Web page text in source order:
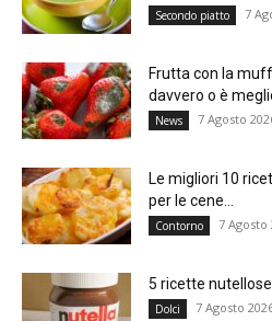
Secondo piatto 7
Frutta con la
davvero o è
News 7 Agosto
Le migliori 10
per le cene...
Contorno 7 Agosto
5 ricette
Dolci 7 Agosto